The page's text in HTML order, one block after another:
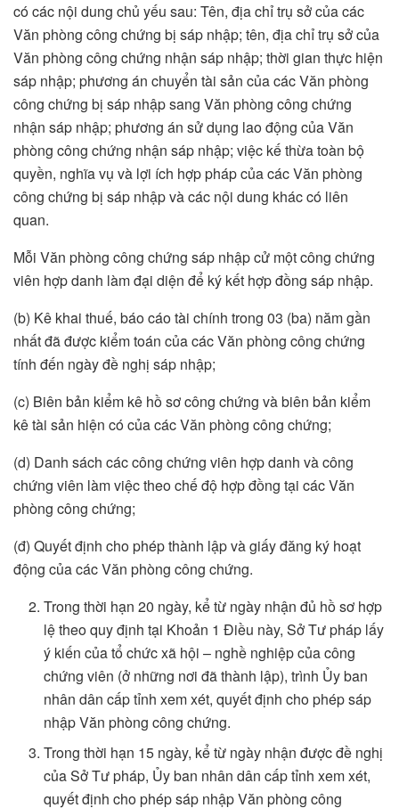
có các nội dung chủ yếu sau: Tên, địa chỉ trụ sở của các
Văn phòng công chứng bị sáp nhập; tên, địa chỉ trụ sở của
Văn phòng công chứng nhận sáp nhập; thời gian thực hiện
sáp nhập; phương án chuyển tài sản của các Văn phòng
công chứng bị sáp nhập sang Văn phòng công chứng
nhận sáp nhập; phương án sử dụng lao động của Văn
phòng công chứng nhận sáp nhập; việc kế thừa toàn bộ
quyền, nghĩa vụ và lợi ích hợp pháp của các Văn phòng
công chứng bị sáp nhập và các nội dung khác có liên
quan.
Mỗi Văn phòng công chứng sáp nhập cử một công chứng
viên hợp danh làm đại diện để ký kết hợp đồng sáp nhập.
(b) Kê khai thuế, báo cáo tài chính trong 03 (ba) năm gần
nhất đã được kiểm toán của các Văn phòng công chứng
tính đến ngày đề nghị sáp nhập;
(c) Biên bản kiểm kê hồ sơ công chứng và biên bản kiểm
kê tài sản hiện có của các Văn phòng công chứng;
(d) Danh sách các công chứng viên hợp danh và công
chứng viên làm việc theo chế độ hợp đồng tại các Văn
phòng công chứng;
(đ) Quyết định cho phép thành lập và giấy đăng ký hoạt
động của các Văn phòng công chứng.
Trong thời hạn 20 ngày, kể từ ngày nhận đủ hồ sơ hợp
lệ theo quy định tại Khoản 1 Điều này, Sở Tư pháp lấy
ý kiến của tổ chức xã hội – nghề nghiệp của công
chứng viên (ở những nơi đã thành lập), trình Ủy ban
nhân dân cấp tỉnh xem xét, quyết định cho phép sáp
nhập Văn phòng công chứng.
Trong thời hạn 15 ngày, kể từ ngày nhận được đề nghị
của Sở Tư pháp, Ủy ban nhân dân cấp tỉnh xem xét,
quyết định cho phép sáp nhập Văn phòng công